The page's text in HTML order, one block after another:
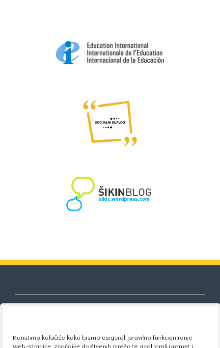
Koristimo kolačiće kako bismo osigurali pravilno funkcioniranje
web-stranice, značajke društvenih mreža te analizirali promet i
Nezavisni sindikat znanosti i visokog